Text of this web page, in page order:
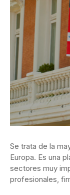
Se trata de la
Europa. Es una
sectores muy
profesionales,